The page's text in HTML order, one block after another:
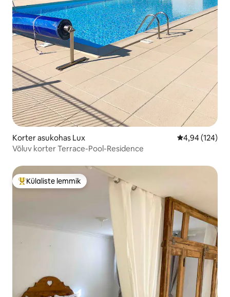
Korter asukohas Lux Keskmine
4,94 (124)
Võluv korter Terrace-Pool-Residence
Külaliste suur lemmik
Külaliste lemmik